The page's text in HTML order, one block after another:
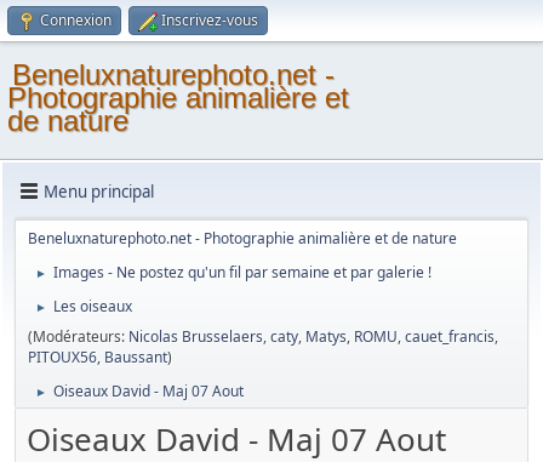
Connexion Inscrivez-vous
Beneluxnaturephoto.net -
Photographie animalière et
de nature
Menu principal
Beneluxnaturephoto.net - Photographie animalière et de nature
► Images - Ne postez qu'un fil par semaine et par galerie !
►
Les oiseaux
(Modérateurs: Nicolas Brusselaers,caty, Matys, ROMU,cauet_francis,
PITOUX56, Baussant)
► Oiseaux David - Maj 07 Aout
Oiseaux David - Maj 07 Aout